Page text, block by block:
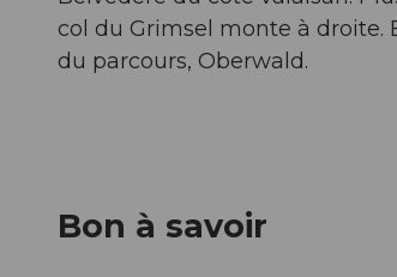
col du Grimsel monte à droite.
du parcours, Oberwald.
Bon à savoir